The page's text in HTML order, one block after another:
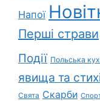
Напої
Перші страви
Події Польська
явища та
Свята Скарби